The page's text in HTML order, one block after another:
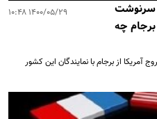
۱۴۰۰/۰۵/۲۹ ۱۰:۴۸
سرنوشت
برجام چه
آمریکا از برجام با نمایندگان این کشور